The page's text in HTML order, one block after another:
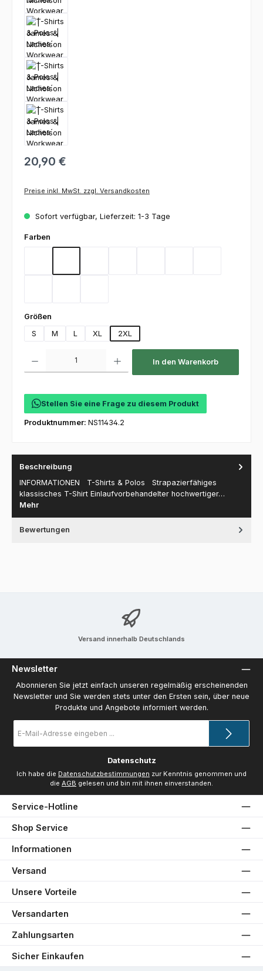
20,90 €
Preise inkl. MwSt. zzgl. Versandkosten
Sofort verfügbar, Lieferzeit: 1-3 Tage
Farben
Größen
S
M L XL 2XL
In den Warenkorb
Stellen Sie eine Frage zu diesem Produkt
Produktnummer: NS11434.2
Beschreibung
INFORMATIONEN T-Shirts & Polos Strapazierfähiges
klassisches T-Shirt Einlaufvorbehandelter hochwertiger…
Mehr
Bewertungen
Versand innerhalb Deutschlands
Newsletter
Abonnieren Sie jetzt einfach unseren regelmäßig erscheinenden
Newsletter und Sie werden stets unter den Ersten sein, über neue
Produkte und Angebote informiert werden.
Mail-
Adresse
Datenschutz
Ich habe die Datenschutzbestimmungen zur Kenntnis genommen und
die AGB gelesen und bin mit ihnen einverstanden.
Service-Hotline
Shop Service
Informationen
Versand
Unsere Vorteile
Versandarten
Zahlungsarten
Sicher Einkaufen